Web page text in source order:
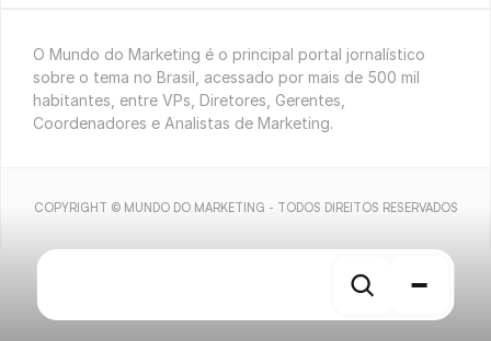
O Mundo do Marketing é o principal portal jornalístico
sobre o tema no Brasil, acessado por mais de 500 mil
habitantes, entre VPs, Diretores, Gerentes,
Coordenadores e Analistas de Marketing.
COPYRIGHT © MUNDO DO MARKETING - TODOS DIREITOS RESERVADOS